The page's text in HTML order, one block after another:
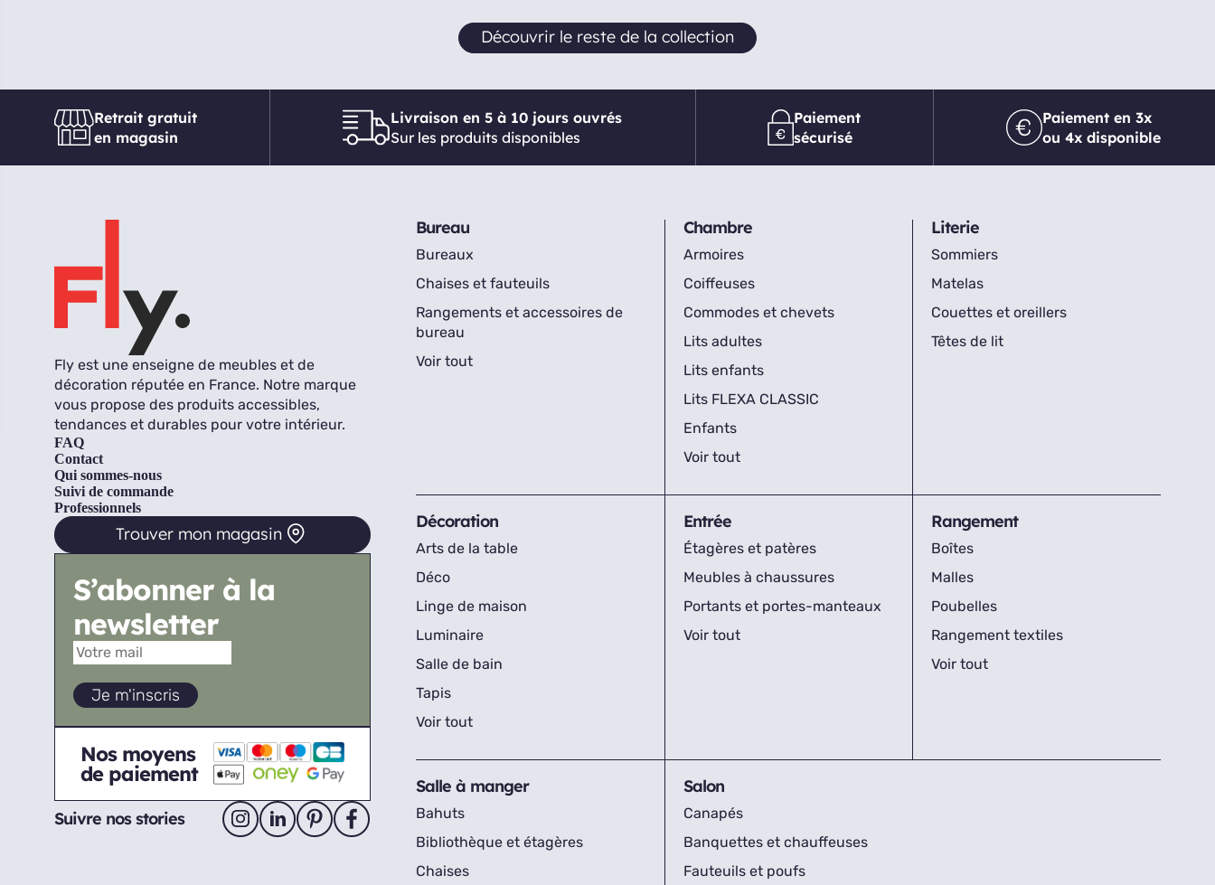
Découvrir le reste de la collection
Retrait gratuit
en magasin
Livraison en 5 à 10 jours ouvrés
Sur les produits disponibles
Paiement
sécurisé
Paiement en 3x
ou 4x disponible
Fly est une enseigne de meubles et de
décoration réputée en France. Notre marque
vous propose des produits accessibles,
tendances et durables pour votre intérieur.
FAQ
Contact
Qui sommes-nous
Suivi de commande
Professionnels
Trouver mon magasin
S’abonner à la
newsletter
Nos moyens
de paiement
Suivre nos stories
Bureau
Bureaux
Chaises et fauteuils
Rangements et accessoires de
bureau
Voir tout
Chambre
Armoires
Coiffeuses
Commodes et chevets
Lits adultes
Lits enfants
Lits FLEXA CLASSIC
Enfants
Voir tout
Literie
Sommiers
Matelas
Couettes et oreillers
Têtes de lit
Décoration
Arts de la table
Déco
Linge de maison
Luminaire
Salle de bain
Tapis
Voir tout
Entrée
Étagères et patères
Meubles à chaussures
Portants et portes-manteaux
Voir tout
Rangement
Boîtes
Malles
Poubelles
Rangement textiles
Voir tout
Salle à manger
Bahuts
Bibliothèque et étagères
Chaises
Salon
Canapés
Banquettes et chauffeuses
Fauteuils et poufs